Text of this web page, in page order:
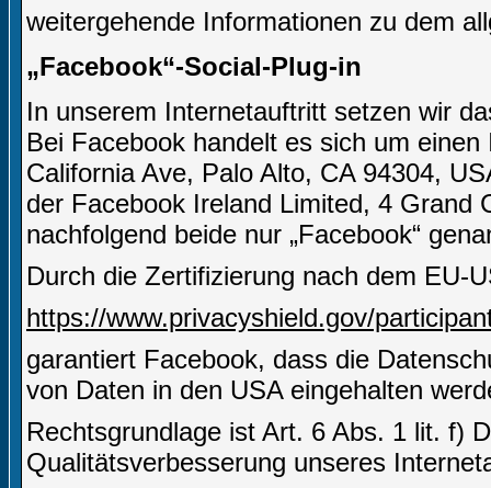
weitergehende Informationen zu dem
„Facebook“-Social-Plug-in
In unserem Internetauftritt setzen wir
Bei Facebook handelt es sich um
California Ave, Palo Alto, CA 94304,
der Facebook Ireland Limited, 4 Grand
nachfolgend beide nur „Facebook“
Durch die Zertifizierung nach dem EU-
https://www.privacyshield.gov/
garantiert Facebook, dass die
von Daten in den USA eingehalten
Rechtsgrundlage ist Art. 6 Abs. 1 lit. f)
Qualitätsverbesserung unseres